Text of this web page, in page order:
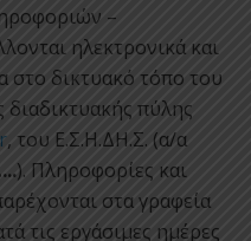
–
ηλεκτρονικά και
στο δικτυακό τόπο του
πύλης
, του Ε.Σ.Η.ΔΗ.Σ. (α/α
). Πληροφορίες και
στα γραφεία
τις εργάσιμες ημέρες